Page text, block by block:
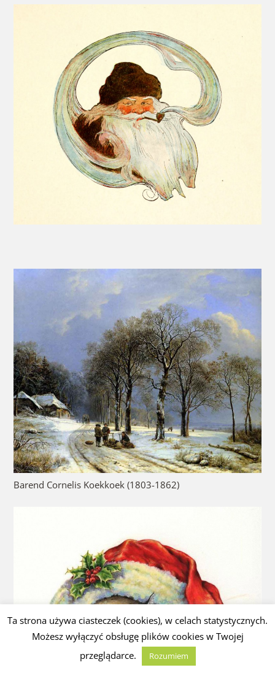
Barend Cornelis Koekkoek (1803-1862)
Ta strona używa ciasteczek (cookies), w celach statystycznych.
Możesz wyłączyć obsługę plików cookies w Twojej
przeglądarce.
Rozumiem